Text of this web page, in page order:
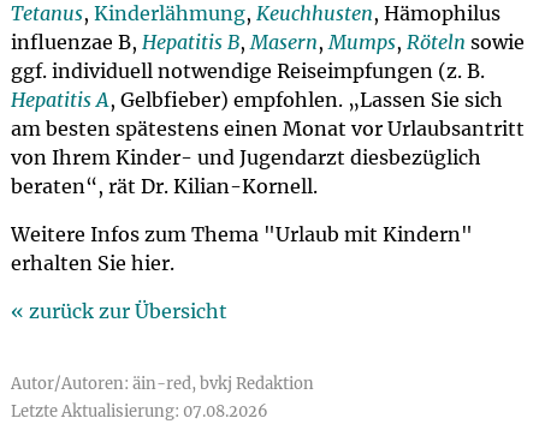
Tetanus, Kinderlähmung, Keuchhusten, Hämophilus
influenzae B, Hepatitis B,Masern,Mumps, Röteln sowie
ggf. individuell notwendige Reiseimpfungen (z. B.
Hepatitis A, Gelbfieber) empfohlen. „Lassen Sie sich
am besten spätestens einen Monat vor Urlaubsantritt
von Ihrem Kinder- und Jugendarzt diesbezüglich
beraten“, rät Dr. Kilian-Kornell.
Weitere Infos zum Thema "Urlaub mit Kindern"
erhalten Sie hier.
« zurück zur Übersicht
Autor/Autoren: äin-red, bvkj Redaktion
Letzte Aktualisierung: 07.08.2026